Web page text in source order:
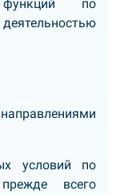
функций по
условий по
всего